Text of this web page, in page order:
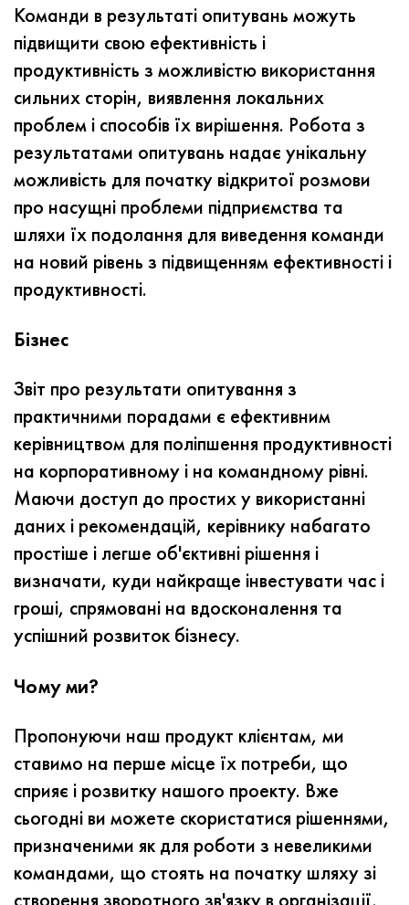
Команди в результаті опитувань можуть
підвищити свою ефективність і
продуктивність з можливістю використання
сильних сторін, виявлення локальних
проблем і способів їх вирішення. Робота з
результатами опитувань надає унікальну
можливість для початку відкритої розмови
про насущні проблеми підприємства та
шляхи їх подолання для виведення команди
на новий рівень з підвищенням ефективності і
продуктивності.
Бізнес
Звіт про результати опитування з
практичними порадами є ефективним
керівництвом для поліпшення продуктивності
на корпоративному і на командному рівні.
Маючи доступ до простих у використанні
даних і рекомендацій, керівнику набагато
простіше і легше об'єктивні рішення і
визначати, куди найкраще інвестувати час і
гроші, спрямовані на вдосконалення та
успішний розвиток бізнесу.
Чому ми?
Пропонуючи наш продукт клієнтам, ми
ставимо на перше місце їх потреби, що
сприяє і розвитку нашого проекту. Вже
сьогодні ви можете скористатися рішеннями,
призначеними як для роботи з невеликими
командами, що стоять на початку шляху зі